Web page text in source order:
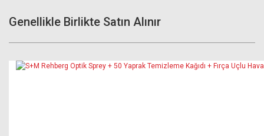
Genellikle Birlikte Satın Alınır